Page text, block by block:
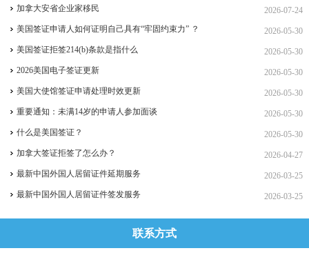
2026-07-24
加拿大安省企业家移民
2026-05-30
美国签证申请人如何证明自己具有“牢固约束力” ？
2026-05-30
美国签证拒签214(b)条款是指什么
2026-05-30
2026美国电子签证更新
2026-05-30
美国大使馆签证申请处理时效更新
2026-05-30
重要通知：未满14岁的申请人参加面谈
2026-05-30
什么是美国签证？
2026-04-27
加拿大签证拒签了怎么办？
2026-03-25
最新中国外国人居留证件延期服务
2026-03-25
最新中国外国人居留证件签发服务
联系方式